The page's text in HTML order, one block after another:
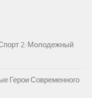
2: Молодежный
Герои Современного